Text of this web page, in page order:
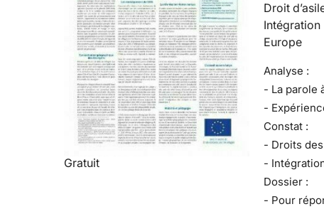
Gratuit
Droit
Intégration
Europe
Analyse :
- La parole
-
Constat :
- Droits
-
Dossier :
- Pour